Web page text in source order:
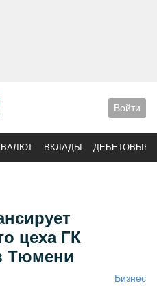
Войти
ВКЛАДЫ ДЕБЕТОВЫЕ
цеха ГК
Тюмени
Бизнес